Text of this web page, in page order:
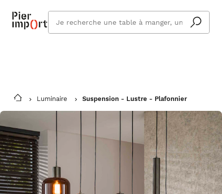
Vous êtes absent ? Pier Import s'adapte
et vous livre à votre retour.
En savoir plus
cherchez
vous ?
Luminaire Suspension - Lustre - Plafonnier